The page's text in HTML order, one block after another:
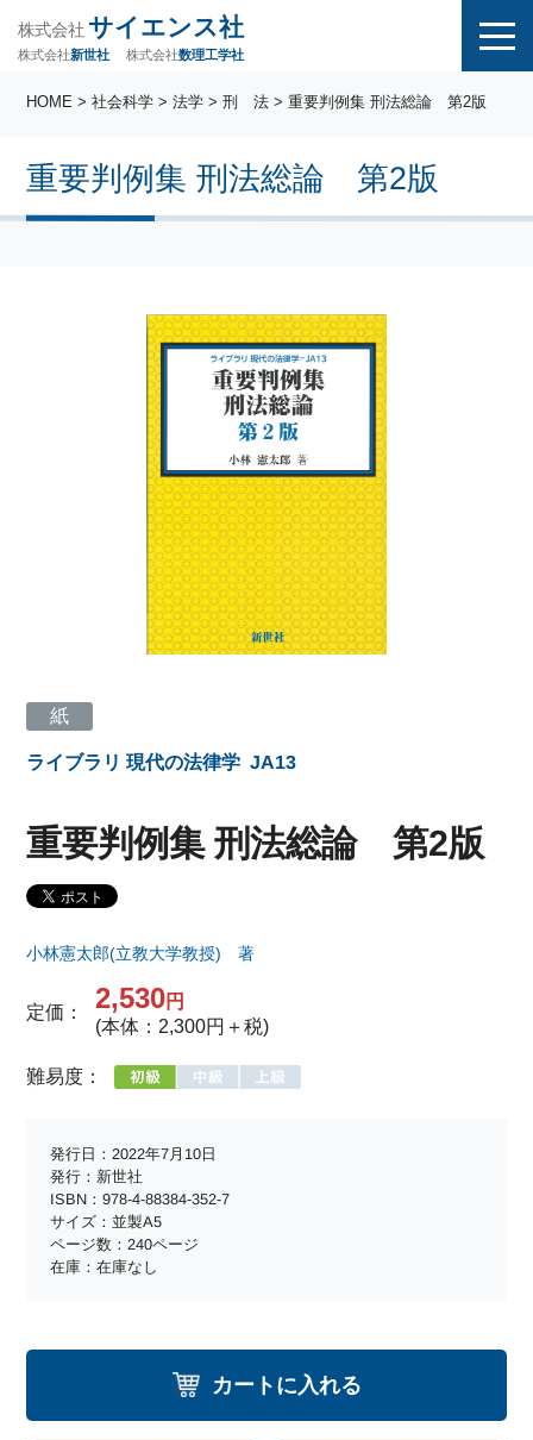
株式会社 サイエンス社
株式会社新世社 株式会社数理工学社
重要判例集 刑法総論 第2版
HOME >社会科学 >法学 >刑 法 > 重要判例集 刑法総論 第2版
紙
ライブラリ 現代の法律学 JA13
重要判例集 刑法総論 第2版
小林憲太郎(立教大学教授) 著
定価： 2,530円
(本体：2,300円＋税)
難易度：
発行日：2022年7月10日
発行：新世社
ISBN：978-4-88384-352-7
サイズ：並製A5
ページ数：240ページ
在庫：在庫なし
カートに入れる